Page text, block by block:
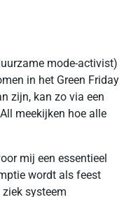
mode-activist)
in het Green Friday
zijn, kan zo via een
meekijken hoe alle
mij een essentieel
wordt als feest
systeem